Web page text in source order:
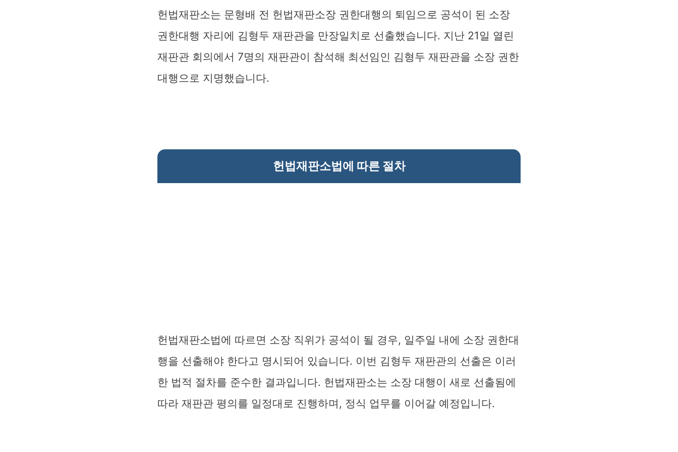
헌법재판소는 문형배 전 헌법재판소장 권한대행의 퇴임으로 공석이 된 소장
권한대행 자리에 김형두 재판관을 만장일치로 선출했습니다. 지난 21일 열린
재판관 회의에서 7명의 재판관이 참석해 최선임인 김형두 재판관을 소장 권한
대행으로 지명했습니다.
헌법재판소법에 따른 절차
헌법재판소법에 따르면 소장 직위가 공석이 될 경우, 일주일 내에 소장 권한대
행을 선출해야 한다고 명시되어 있습니다. 이번 김형두 재판관의 선출은 이러
한 법적 절차를 준수한 결과입니다. 헌법재판소는 소장 대행이 새로 선출됨에
따라 재판관 평의를 일정대로 진행하며, 정식 업무를 이어갈 예정입니다.